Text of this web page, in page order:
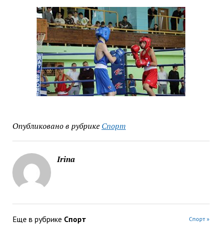
Опубликовано в рубрике Спорт
Irina
Еще в рубрике Спорт Спорт »